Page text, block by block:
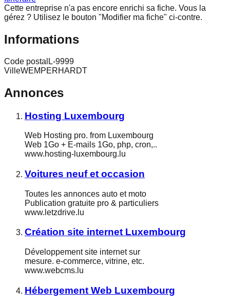
Cette entreprise n'a pas encore enrichi sa fiche. Vous la
gérez ? Utilisez le bouton "Modifier ma fiche" ci-contre.
Informations
Code postal L-9999
VilleWEMPERHARDT
Annonces
Hosting Luxembourg
Web Hosting pro. from Luxembourg
Web 1Go + E-mails 1Go, php, cron,..
www.hosting-luxembourg.lu
Voitures neuf et occasion
Toutes les annonces auto et moto
Publication gratuite pro & particuliers
www.letzdrive.lu
Création site internet Luxembourg
Développement site internet sur
mesure. e-commerce, vitrine, etc.
www.webcms.lu
Hébergement Web Luxembourg